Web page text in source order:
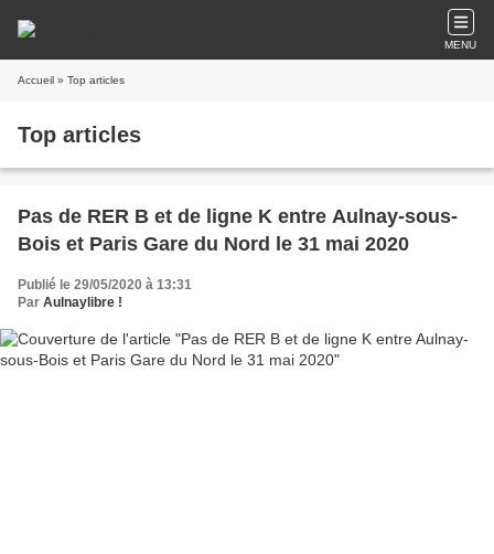
MENU
Accueil » Top articles
Top articles
Pas de RER B et de ligne K entre Aulnay-sous-
Bois et Paris Gare du Nord le 31 mai 2020
Publié le 29/05/2020 à 13:31
Par Aulnaylibre !